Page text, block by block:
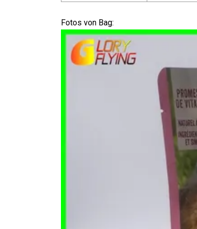
Fotos von Bag: